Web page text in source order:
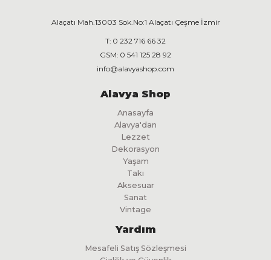
Alaçatı Mah.13003 Sok.No:1 Alaçatı Çeşme İzmir
T: 0 232 716 66 32
GSM: 0 541 125 28 92
info@alavyashop.com
Alavya Shop
Anasayfa
Alavya'dan
Lezzet
Dekorasyon
Yaşam
Takı
Aksesuar
Sanat
Vintage
Yardım
Mesafeli Satış Sözleşmesi